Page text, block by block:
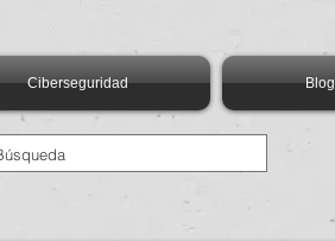
Ciberseguridad